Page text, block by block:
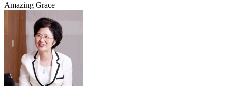
Amazing Grace